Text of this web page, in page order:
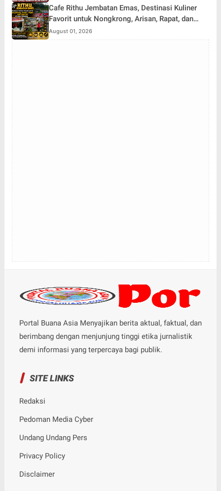
Cafe Rithu Jembatan Emas, Destinasi Kuliner
Favorit untuk Nongkrong, Arisan, Rapat, dan
Karaoke di Desa Pelayang
August 01, 2026
Portal Buana Asia Menyajikan berita aktual, faktual, dan
berimbang dengan menjunjung tinggi etika jurnalistik
demi informasi yang terpercaya bagi publik.
SITE LINKS
Redaksi
Pedoman Media Cyber
Undang Undang Pers
Privacy Policy
Disclaimer